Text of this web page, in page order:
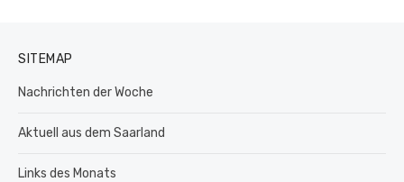
SITEMAP
Nachrichten der Woche
Aktuell aus dem Saarland
Links des Monats